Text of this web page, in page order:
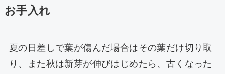
お手入れ
夏の日差しで葉が傷んだ場合はその葉だけ切り取
り、また秋は新芽が伸びはじめたら、古くなった